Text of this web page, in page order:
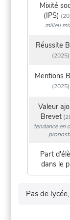
Mixité
(IPS)
milieu
Réussite
(2025)
Mentions
(2025)
Valeur
Brevet
tendance en
Part
dans le
Pas de